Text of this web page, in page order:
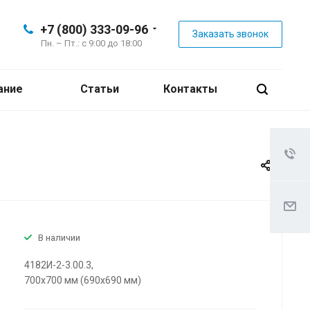
+7 (800) 333-09-96
Пн. – Пт.: с 9:00 до 18:00
Заказать звонок
Статьи Контакты
В наличии
4182И-2-3.00.3,
700х700 мм (690х690 мм)